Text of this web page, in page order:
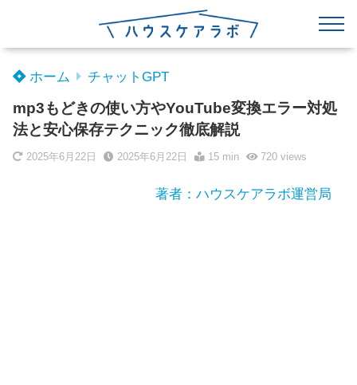
ホーム チャットGPT
mp3もどきの使い方やYouTube変換エラー対処
法と安心保存テクニック徹底解説
2025年6月22日 2025年6月22日 15 min 720views
著者：ハウスケアラボ運営局